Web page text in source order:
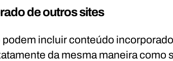
de outros sites
incluir conteúdo
da mesma maneira como